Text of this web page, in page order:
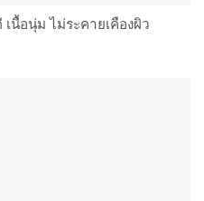
นื้อนุ่ม ไม่ระคายเคืองผิว